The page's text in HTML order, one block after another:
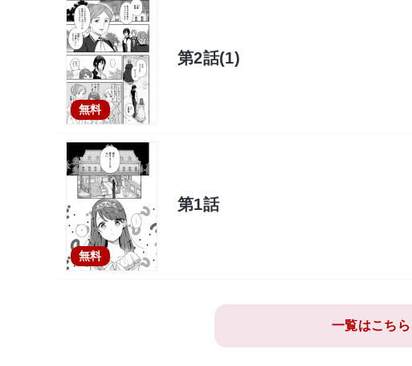
無料
第2話(1)
無料
第1話
一覧はこちら